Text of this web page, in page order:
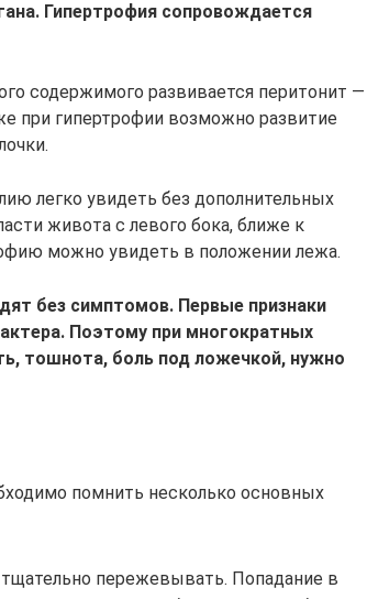
Гипертрофия сопровождается
содержимого развивается перитонит —
при гипертрофии возможно развитие
легко увидеть без дополнительных
живота с левого бока, ближе к
можно увидеть в положении лежа.
без симптомов. Первые признаки
Поэтому при многократных
тошнота, боль под ложечкой, нужно
помнить несколько основных
пережевывать. Попадание в